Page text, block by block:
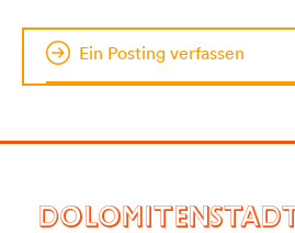
Ein Posting verfassen
DOLOMITENSTADT